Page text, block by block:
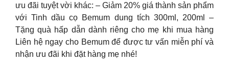
ưu đãi tuyệt vời khác: – Giảm 20% giá thành sản phẩm
với Tinh dầu cọ Bemum dung tích 300ml, 200ml –
Tặng quà hấp dẫn dành riêng cho mẹ khi mua hàng
Liên hệ ngay cho Bemum để được tư vấn miễn phí và
nhận ưu đãi khi đặt hàng mẹ nhé!